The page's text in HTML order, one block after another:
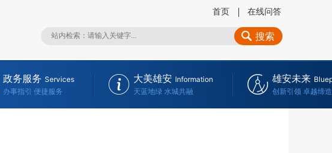
首页 在线问答
搜索
政务服务 Services
办事指引 便捷服务
大美雄安 Information
天蓝地绿 水城共融
雄安未来
创新引领 卓越缔造